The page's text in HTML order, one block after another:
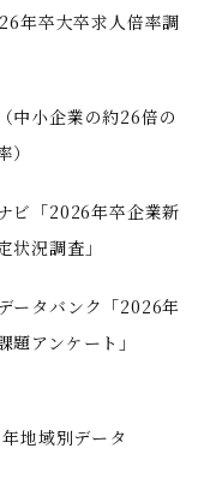
年卒大卒求人倍率調
中小企業の約26倍の
）
ビ「2026年卒企業新
状況調査」
ータバンク「2026年
題アンケート」
地域別データ